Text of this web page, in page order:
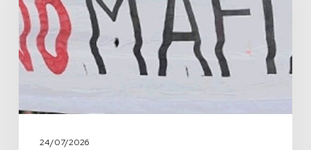
l’antimafia
solo
a
parole
24/07/2026